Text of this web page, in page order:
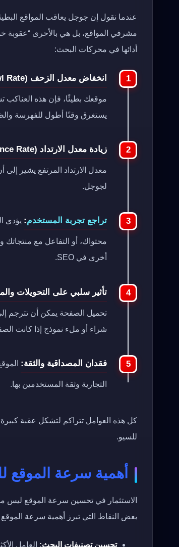
عندما نقول إن جوجل يعاقب المواقع
مشرفي المواقع، بل هي بالأحرى “عقوبة
أدائها في محركات البحث:
انخفاض معدل الزحف (Crawl Rate):
موقعك بطيئًا، فإن هذه
يستغرق وقتًا أطول للفهرسة
زيادة معدل الارتداد (Bounce Rate):
معدل الارتداد المرتفع يشير
لجوجل.
تراجع تجربة المستخدم: يؤدي
محتواك، أو التفاعل مع منتجاتك
أخرى في SEO.
تأثير سلبي على التحويلات
تحميل الصفحة يمكن أن تترجم
شراء أو ملء نموذج إذا كانت
فقدان المصداقية والثقة:
التجارية وثقة المستخدمين بها.
كل هذه العوامل تتراكم لتشكل عقبة
للسيو.
أهمية سرعة الموقع
الاستثمار في تحسين سرعة الموقع ليس
بعض النقاط التي تبرز أهمية سرعة الموقع
تحسين تصنيفات البحث: العامل